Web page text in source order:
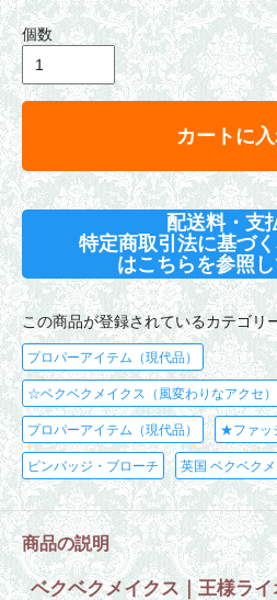
個数
カートに
配送料・支
特定商取引法に基づ
はこちらを参照
この商品が登録されているカテゴリ
プロパーアイテム（現代品）
☆ベクベクメイクス（風変わりなアクセ）
プロパーアイテム（現代品） ★ファッ
ピンバッジ・ブローチ 英国 ベクベクメ
商品の説明
ベクベクメイクス｜王様ライ